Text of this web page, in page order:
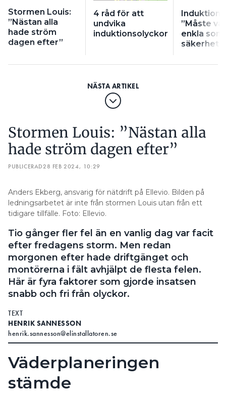
Stormen Louis:
”Nästan alla
hade ström
dagen efter”
4 råd för att
undvika
induktionsolyckor
”Måste
enkla
Stormen Louis: ”Nästan alla
hade ström dagen efter”
PUBLICERAD28 FEB 2024, 10:29
Anders Ekberg, ansvarig för nätdrift på Ellevio. Bilden på
ledningsarbetet är inte från stormen Louis utan från ett
tidigare tillfälle. Foto: Ellevio.
Tio gånger fler fel än en vanlig dag var facit
efter fredagens storm. Men redan
morgonen efter hade driftgänget och
montörerna i fält avhjälpt de flesta felen.
Här är fyra faktorer som gjorde insatsen
snabb och fri från olyckor.
TEXT
HENRIK SANNESSON
henrik.sannesson@elinstallatoren.se
Väderplaneringen
stämde